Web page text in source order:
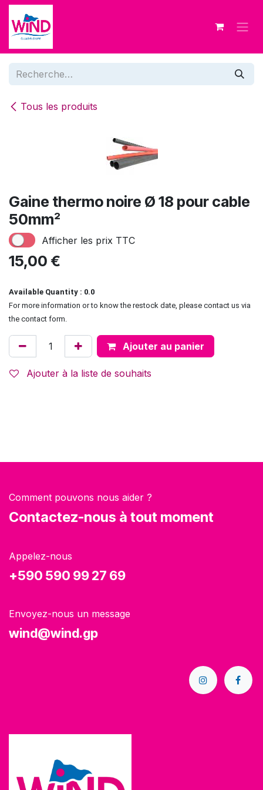
Se rendre au contenu
Tous les produits
Gaine thermo noire Ø 18 pour cable
50mm²
Afficher les prix TTC
15,00 €
Available Quantity : 0.0
For more information or to know the restock date, please contact us via
the contact form.
Ajouter au panier
Ajouter à la liste de souhaits
Comment pouvons nous aider ?
Contactez-nous à tout moment
Appelez-nous
+590 590 99 27 69
Envoyez-nous un message
wind@wind.gp